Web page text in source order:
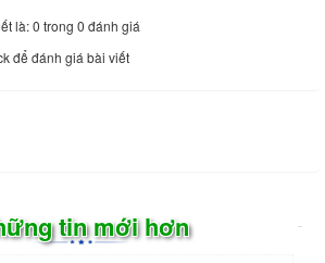
là: 0 trong 0 đánh giá
để đánh giá bài viết
tin mới hơn